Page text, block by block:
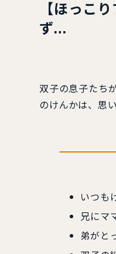
【ほっこ
ず…
双子の息子たち
のけんかは、思
いつも
兄にマ
弟がと